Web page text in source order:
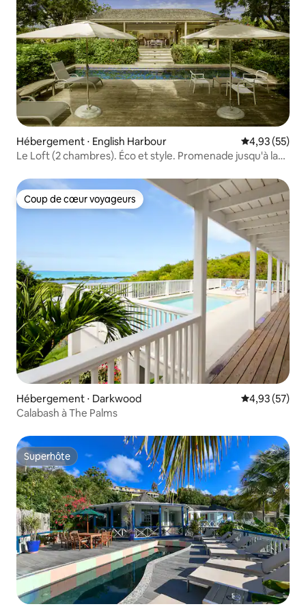
Hébergement ⋅ English Harbour Évaluation
4,93 (55)
Le Loft (2 chambres). Éco et style. Promenade jusqu'à la
Coup de cœur voyageurs
Coup de cœur voyageurs
Hébergement ⋅ Darkwood Évaluation
4,93 (57)
Calabash à The Palms
Superhôte
Superhôte